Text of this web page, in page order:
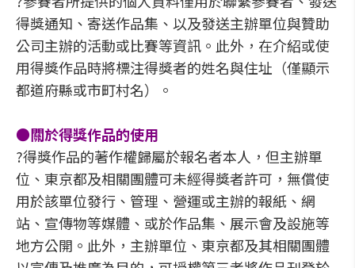
得獎通知、寄送作品集、以及發送主辦單位與贊助
公司主辦的活動或比賽等資訊。此外，在介紹或使
用得獎作品時將標注得獎者的姓名與住址（僅顯示
都道府縣或市町村名）。
●關於得獎作品的使用
?得獎作品的著作權歸屬於報名者本人，但主辦單
位、東京都及相關團體可未經得獎者許可，無償使
用於該單位發行、管理、營運或主辦的報紙、網
站、宣傳物等媒體、或於作品集、展示會及設施等
地方公開。此外，主辦單位、東京都及其相關團體